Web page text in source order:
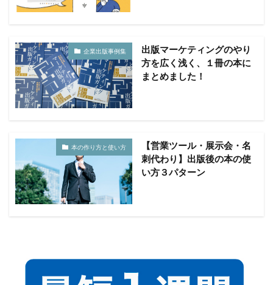
企業出版事例集
出版マーケティングのやり
方を広く浅く、１冊の本に
まとめました！
本の作り方と使い方
【営業ツール・展示会・名
刺代わり】出版後の本の使
い方３パターン